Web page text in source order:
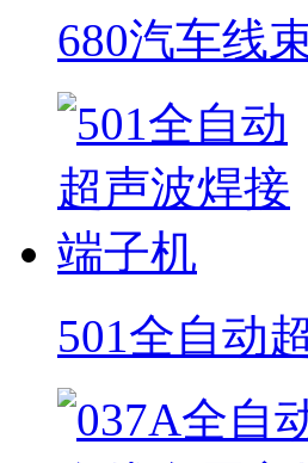
680汽车线
501全自动